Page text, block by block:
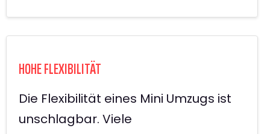
HOHE FLEXIBILITÄT
Die Flexibilität eines Mini Umzugs ist
unschlagbar. Viele